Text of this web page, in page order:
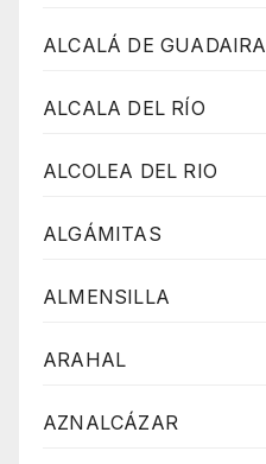
ALCALÁ DE GUADAIRA
ALCALA DEL RÍO
ALCOLEA DEL RIO
ALGÁMITAS
ALMENSILLA
ARAHAL
AZNALCÁZAR